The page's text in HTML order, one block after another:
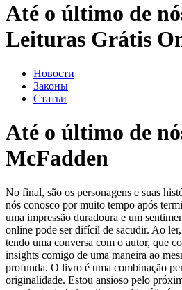
Até o último de
Leituras Grátis
Новости
Законы
Статьи
Até o último de
McFadden
No final, são os personagens e suas
nós conosco por muito tempo após
uma impressão duradoura e um
online pode ser difícil de sacudir. Ao
tendo uma conversa com o autor, que
insights comigo de uma maneira ao
profunda. O livro é uma combinação
originalidade. Estou ansioso pelo